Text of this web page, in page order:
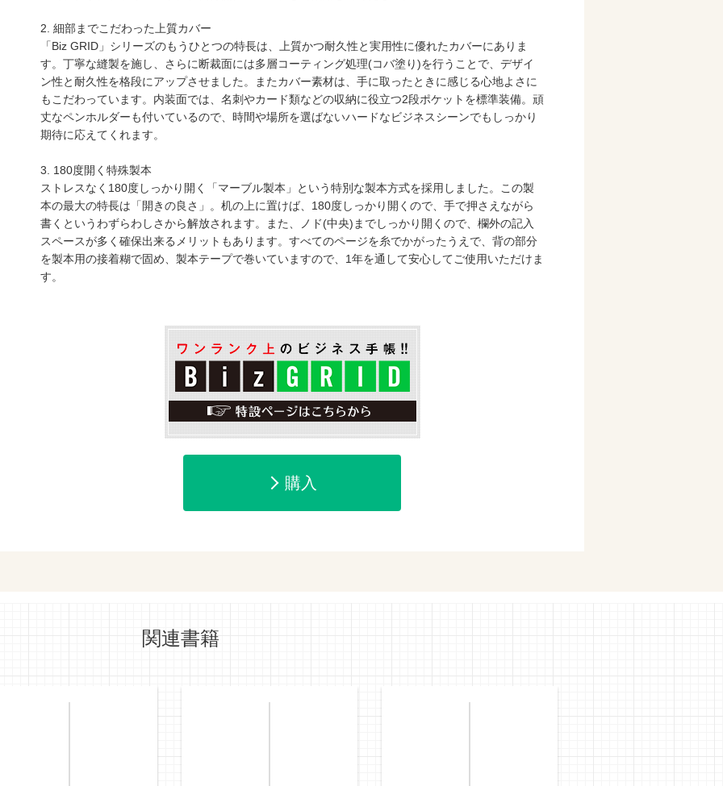
2. 細部までこだわった上質カバー
「Biz GRID」シリーズのもうひとつの特長は、上質かつ耐久性と実用性に優れたカバーにありま
す。丁寧な縫製を施し、さらに断裁面には多層コーティング処理(コバ塗り)を行うことで、デザイ
ン性と耐久性を格段にアップさせました。またカバー素材は、手に取ったときに感じる心地よさに
もこだわっています。内装面では、名刺やカード類などの収納に役立つ2段ポケットを標準装備。頑
丈なペンホルダーも付いているので、時間や場所を選ばないハードなビジネスシーンでもしっかり
期待に応えてくれます。
3. 180度開く特殊製本
ストレスなく180度しっかり開く「マーブル製本」という特別な製本方式を採用しました。この製
本の最大の特長は「開きの良さ」。机の上に置けば、180度しっかり開くので、手で押さえながら
書くというわずらわしさから解放されます。また、ノド(中央)までしっかり開くので、欄外の記入
スペースが多く確保出来るメリットもあります。すべてのページを糸でかがったうえで、背の部分
を製本用の接着糊で固め、製本テープで巻いていますので、1年を通して安心してご使用いただけま
す。
購入
で購入
Honya Club.comで購入
関連書籍